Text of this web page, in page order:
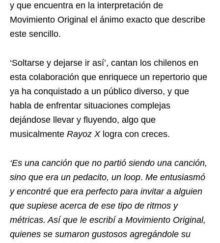
y que encuentra en la interpretación de
Movimiento Original el ánimo exacto que describe
este sencillo.
‘Soltarse y dejarse ir así’, cantan los chilenos en
esta colaboración que enriquece un repertorio que
ya ha conquistado a un público diverso, y que
habla de enfrentar situaciones complejas
dejándose llevar y fluyendo, algo que
musicalmente Rayoz Xlogra con creces.
‘Es una canción que no partió siendo una canción,
sino que era un pedacito, un loop. Me entusiasmó
y encontré que era perfecto para invitar a alguien
que supiese acerca de ese tipo de ritmos y
métricas. Así que le escribí a Movimiento Original,
quienes se sumaron gustosos agregándole su